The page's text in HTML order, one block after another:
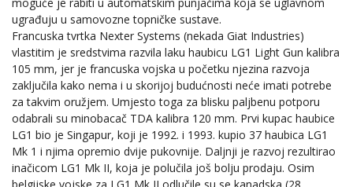
ugrađuju u samovozne topničke sustave.
Francuska tvrtka Nexter Systems (nekada Giat Industries)
vlastitim je sredstvima razvila laku haubicu LG1 Light Gun kalibra
105 mm, jer je francuska vojska u početku njezina razvoja
zaključila kako nema i u skorijoj budućnosti neće imati potrebe
za takvim oružjem. Umjesto toga za blisku paljbenu potporu
odabrali su minobacač TDA kalibra 120 mm. Prvi kupac haubice
LG1 bio je Singapur, koji je 1992. i 1993. kupio 37 haubica LG1
Mk 1 i njima opremio dvije pukovnije. Daljnji je razvoj rezultirao
inačicom LG1 Mk II, koja je polučila još bolju prodaju. Osim
belgijske vojske za LG1 Mk II odlučile su se kanadska (28